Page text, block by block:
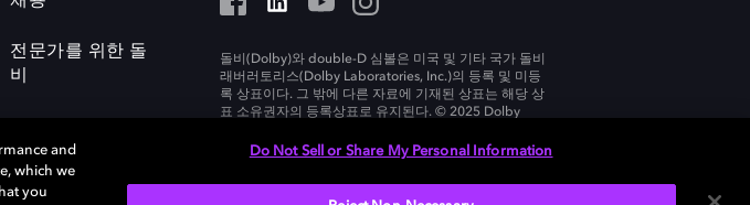
전문가를 위한 돌
비
돌비(Dolby)와 double-D 심볼은 미국 및 기타 국가 돌비
래버러토리스(Dolby Laboratories, Inc.)의 등록 및 미등
록 상표이다. 그 밖에 다른 자료에 기재된 상표는 해당 상
표 소유권자의 등록상표로 유지된다. © 2025 Dolby
and
which we
you
Do Not Sell or Share My Personal Information